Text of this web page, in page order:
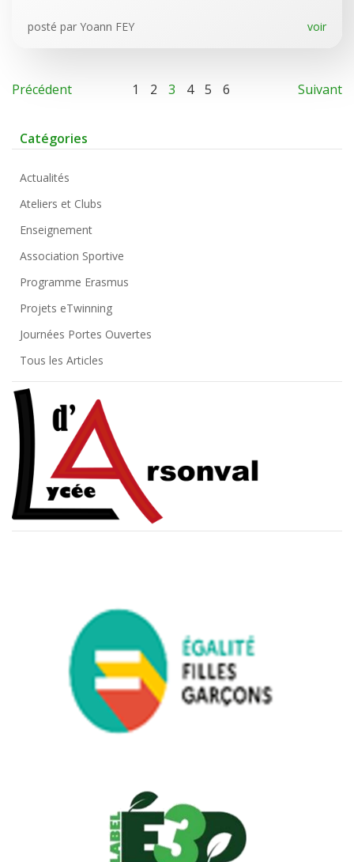
posté par Yoann FEY voir
Précédent 1 2 3 4 5 6 Suivant
Catégories
Actualités
Ateliers et Clubs
Enseignement
Association Sportive
Programme Erasmus
Projets eTwinning
Journées Portes Ouvertes
Tous les Articles